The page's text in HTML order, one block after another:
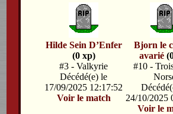
Hilde Sein D’Enfer
(0 xp)
#3 - Valkyrie
Décédé(e) le
17/09/2025 12:17:52
Voir le match
Bjorn le
avarié
#10 -
24/10/2025
Voir le